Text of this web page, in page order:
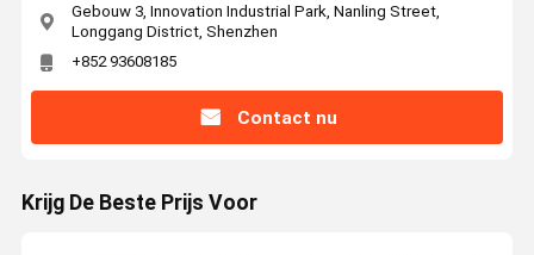
Gebouw 3, Innovation Industrial Park, Nanling Street,
Longgang District, Shenzhen
+852 93608185
Contact nu
Krijg De Beste Prijs Voor